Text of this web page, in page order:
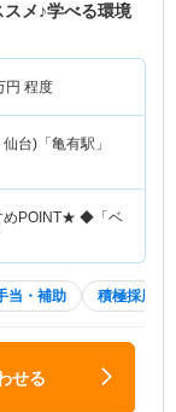
スメ♪学べる環境
円 程度
台)「亀有駅」
めPOINT★ ◆「ベ
当・補助 積極採用中
せる